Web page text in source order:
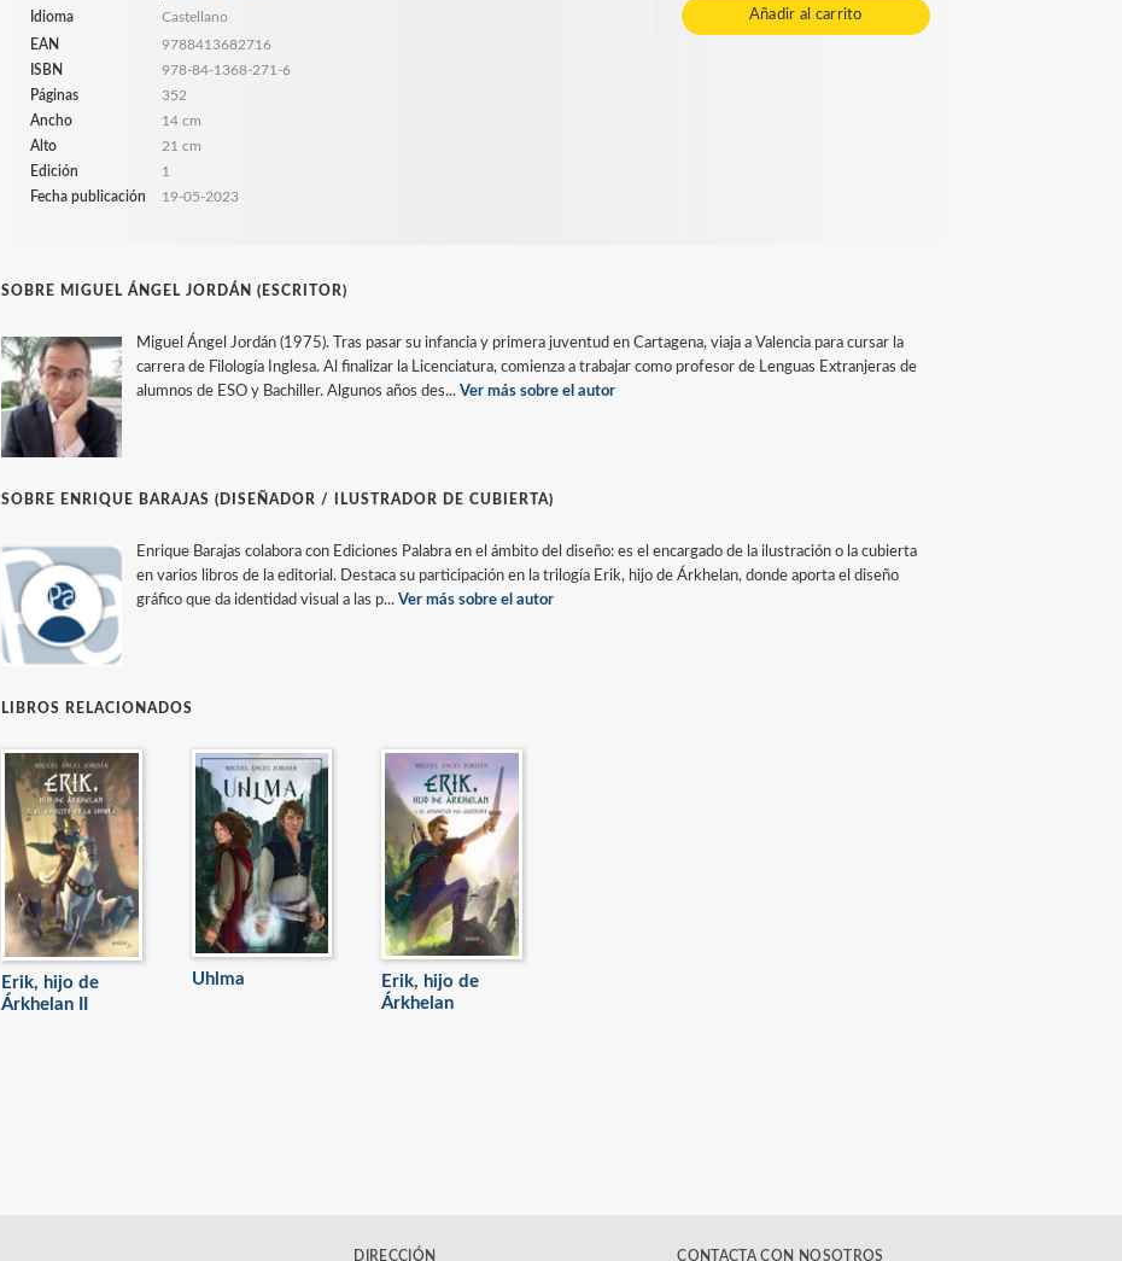
Idioma
Castellano
EAN
9788413682716
ISBN
978-84-1368-271-6
Páginas
352
Ancho
14 cm
Alto
21 cm
Edición
1
Fecha publicación
19-05-2023
Añadir al carrito
SOBRE MIGUEL ÁNGEL JORDÁN (ESCRITOR)
Miguel Ángel Jordán (1975). Tras pasar su infancia y primera juventud en Cartagena, viaja a Valencia para cursar la
carrera de Filología Inglesa. Al finalizar la Licenciatura, comienza a trabajar como profesor de Lenguas Extranjeras de
alumnos de ESO y Bachiller. Algunos años des...Ver más sobre el autor
SOBRE ENRIQUE BARAJAS (DISEÑADOR / ILUSTRADOR DE CUBIERTA)
Enrique Barajas colabora con Ediciones Palabra en el ámbito del diseño: es el encargado de la ilustración o la cubierta
en varios libros de la editorial. Destaca su participación en la trilogía Erik, hijo de Árkhelan, donde aporta el diseño
gráfico que da identidad visual a las p...Ver más sobre el autor
LIBROS RELACIONADOS
Erik, hijo de
Árkhelan II
Uhlma
Erik, hijo de
Árkhelan
DIRECCIÓN CONTACTA CON NOSOTROS